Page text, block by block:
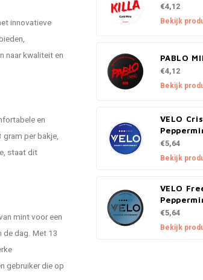
innovatieve
naar kwaliteit en
en
per bakje,
staat dit
mint voor een
dag. Met 13
gebruiker die op
€4,12
Bekijk
PABLO
€4,12
Bekijk
VELO
€5,64
Bekijk
VELO
€5,64
Bekijk